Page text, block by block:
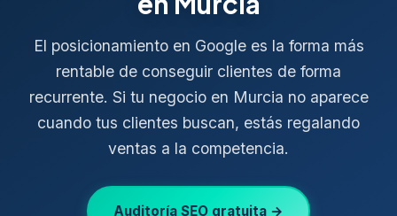
El posicionamiento en Google es la forma más
rentable de conseguir clientes de forma
recurrente. Si tu negocio en Murcia no aparece
cuando tus clientes buscan, estás regalando
ventas a la competencia.
Auditoría SEO gratuita →